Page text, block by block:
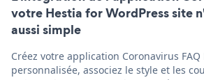
votre Hestia for WordPress site
aussi simple
Créez votre application Coronavirus
personnalisée, associez le style et les